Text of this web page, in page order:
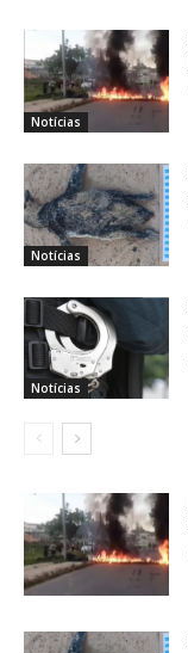
Notícias
Notícias
Notícias